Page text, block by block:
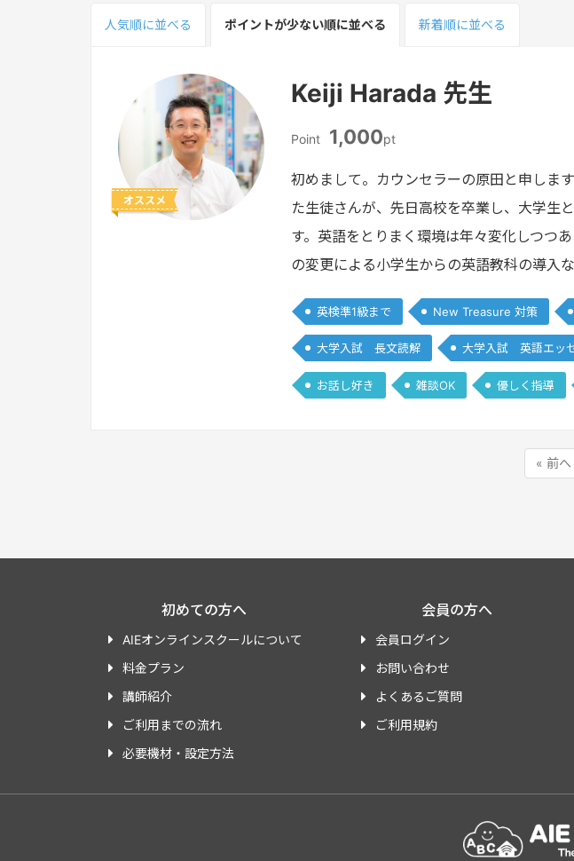
人気順に並べる ポイントが少ない順に並べる 新着順に並べる
オススメ
Keiji Harada 先生
Point 1,000pt
初めまして。カウンセラーの原田と申しま
た生徒さんが、先日高校を卒業し、大学生
す。英語をとりまく環境は年々変化しつつ
の変更による小学生からの英語教科の導入
英検準1級まで New Treasure 対策
大学入試 長文読解 大学入試 英語エッ
お話し好き 雑談OK 優しく指導
« 前へ
初めての方へ
AIEオンラインスクールについて
料金プラン
講師紹介
ご利用までの流れ
必要機材・設定方法
会員の方へ
会員ログイン
お問い合わせ
よくあるご質問
ご利用規約